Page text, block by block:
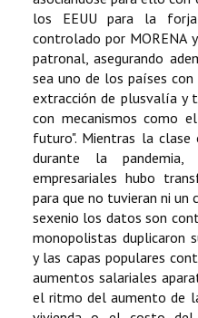
los EEUU para la
controlado por MORENA
patronal, asegurando
sea uno de los países
extracción de plusvalía y
con mecanismos como
futuro". Mientras la
durante la
empresariales hubo
para que no tuvieran ni un
sexenio los datos son
monopolistas duplicaron
y las capas populares
aumentos salariales
el ritmo del aumento de